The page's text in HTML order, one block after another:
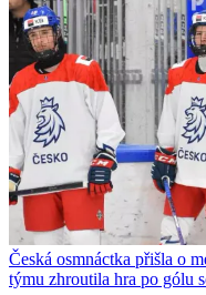
Česká osmnáctka přišla o
týmu zhroutila hra po gólu